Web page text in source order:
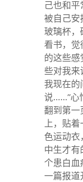
己也和
被自己安
玻璃杯，
看书，觉
的这些
些对我来
我现在的
说……”心
翻到第
上，贴
色运动衣
中生才
个患白血
一篇报道